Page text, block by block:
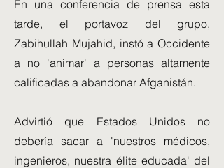
En una conferencia de prensa esta
tarde, el portavoz del grupo,
Zabihullah Mujahid, instó a Occidente
a no 'animar' a personas altamente
calificadas a abandonar Afganistán.
Advirtió que Estados Unidos no
debería sacar a 'nuestros médicos,
ingenieros, nuestra élite educada' del